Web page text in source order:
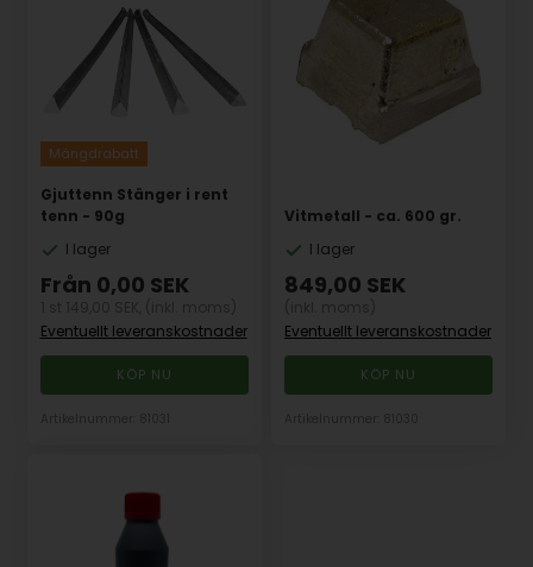
Mängdrabatt
Gjuttenn Stänger i rent
tenn - 90g
I lager
Från 0,00 SEK
Eventuellt leveranskostnader
Vitmetall - ca. 600 gr.
I lager
849,00 SEK
Eventuellt leveranskostnader